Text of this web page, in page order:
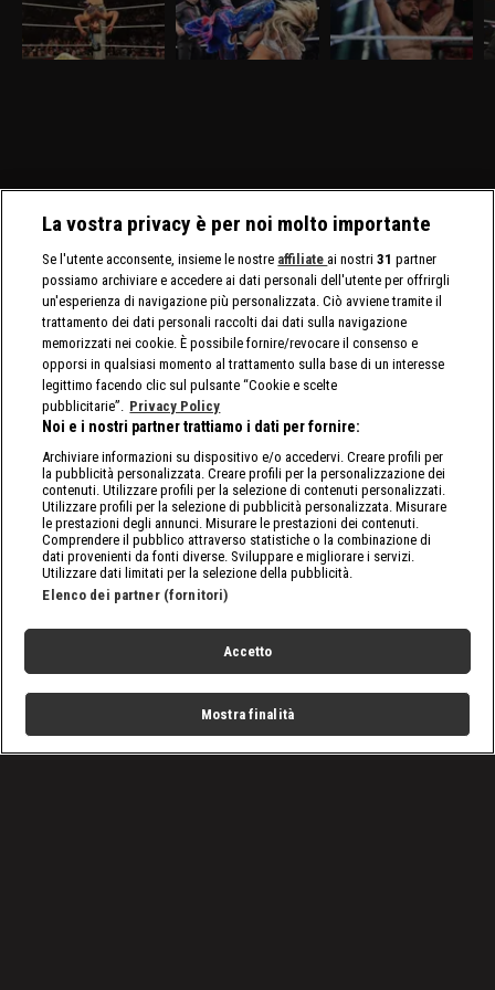
30 marzo, visibile su
discovery+, al Madison
Square Garden ci sono in
palio i titoli tag team
SmackDown del 27
marzo, visibile su
discovery+, Giulia e
Tiffany Stratton si sfidano
24 marzo,visibile su
discovery+, si affrontano
Ricky Saints e Tony
D'Angelo. Gauntlet Match
La vostra privacy è per noi molto importante
Se l'utente acconsente, insieme le nostre affiliate ai nostri31 partner
possiamo archiviare e accedere ai dati personali dell'utente per offrirgli
un'esperienza di navigazione più personalizzata. Ciò avviene tramite il
trattamento dei dati personali raccolti dai dati sulla navigazione
memorizzati nei cookie. È possibile fornire/revocare il consenso e
opporsi in qualsiasi momento al trattamento sulla base di un interesse
legittimo facendo clic sul pulsante “Cookie e scelte
pubblicitarie”. Privacy Policy
Noi e i nostri partner trattiamo i dati per fornire:
Archiviare informazioni su dispositivo e/o accedervi. Creare profili per
la pubblicità personalizzata. Creare profili per la personalizzazione dei
contenuti. Utilizzare profili per la selezione di contenuti personalizzati.
Utilizzare profili per la selezione di pubblicità personalizzata. Misurare
le prestazioni degli annunci. Misurare le prestazioni dei contenuti.
Comprendere il pubblico attraverso statistiche o la combinazione di
dati provenienti da fonti diverse. Sviluppare e migliorare i servizi.
Utilizzare dati limitati per la selezione della pubblicità.
Elenco dei partner (fornitori)
Accetto
Mostra finalità